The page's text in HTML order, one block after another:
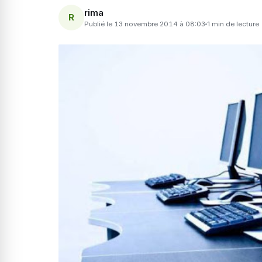
R rima
Publié le 13 novembre 2014 à 08:03 1 min de lecture